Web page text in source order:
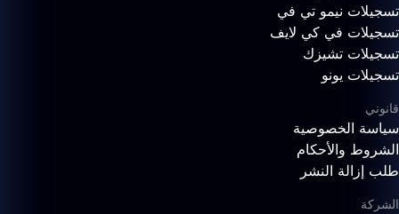
تسجيلات نيمو تي في
تسجيلات في كي لايف
تسجيلات تشيزك
تسجيلات يونو
قانوني
سياسة الخصوصية
الشروط والأحكام
طلب إزالة النشر
الشركة